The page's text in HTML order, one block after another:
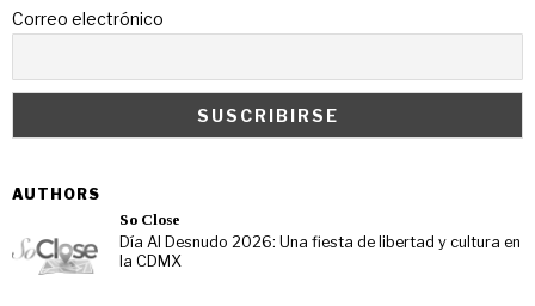
Correo electrónico
AUTHORS
So Close
Día Al Desnudo 2026: Una fiesta de libertad y cultura en
la CDMX